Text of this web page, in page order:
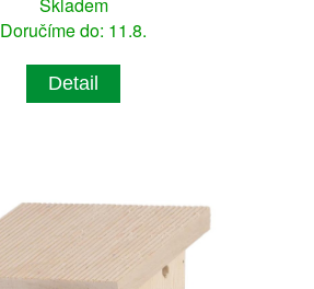
Doručíme do: 11.8.
Detail